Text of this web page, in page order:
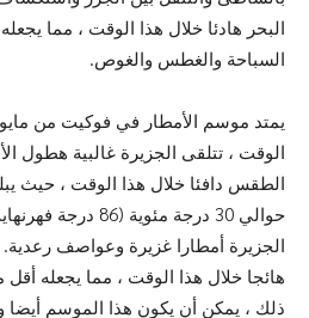
البحر هادئا خلال هذا الوقت ، مما
السباحة والغطس والغوص.
يمتد موسم الأمطار في فوكيت من مايو
الوقت ، تتلقى الجزيرة غالبية هطول
الطقس دافئا خلال هذا الوقت ، حيث
حوالي 30 درجة
الجزيرة أمطارا غزيرة وعواصف
هائجا خلال هذا الوقت ، مما يجعله أقل
ذلك ، يمكن أن يكون هذا الموسم أيضا